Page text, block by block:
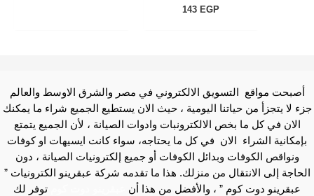
143 EGP
أصبحت مواقع التسويق الالكتروني في مصر والشرق الاوسط والعالم
جزء لا يتجزأ من حياتنا اليومية ، حيث الان يستطيع الجميع شراء ما يمكنك
الان في كل ما بخص الالكترونبات وادوات الصيانة ، لأن الجميع يتمتع
بإمكانية الشراء الان في كل ما يحتاجه، سواء كانت ايسيهات او كوفات
ونواقص الكوفات وبدائل الكوفات أو جميع إلكترونيات الصيانة ، دون
الحاجة إلى الانتقال من منزلك. هذا ما تقدمه شركة عبقرينو الكترونيات ”
عبقرينو دوت كوم ” ، والأفضل من هذا أن
توفر لك